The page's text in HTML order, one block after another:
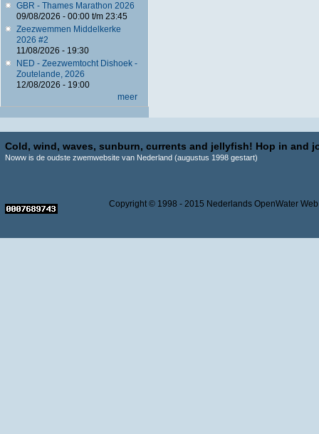
GBR - Thames Marathon 2026
09/08/2026 - 00:00t/m 23:45
Zeezwemmen Middelkerke
2026 #2
11/08/2026 - 19:30
NED - Zeezwemtocht Dishoek -
Zoutelande, 2026
12/08/2026 - 19:00
meer
Cold, wind, waves, sunburn, currents and jellyfish! Hop in and
Noww is de oudste zwemwebsite van Nederland (augustus 1998 gestart)
Copyright © 1998 - 2015 Nederlands OpenWater